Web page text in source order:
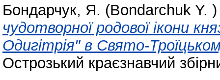
Бондарчук, Я. (Bondarchuk Y. )
чудотворної родової ікони
Одигітрія" в Свято-
Острозький краєзнавчий